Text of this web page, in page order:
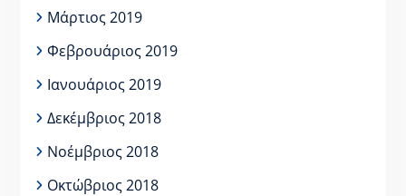
Μάρτιος 2019
Φεβρουάριος 2019
Ιανουάριος 2019
Δεκέμβριος 2018
Νοέμβριος 2018
Οκτώβριος 2018